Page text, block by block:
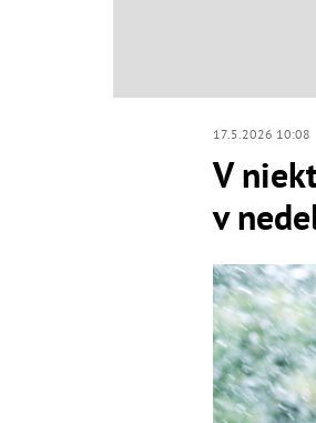
17.5.2026 10:08
V
v